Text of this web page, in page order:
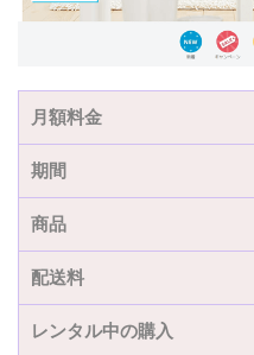
月額料金
期間
商品
配送料
レンタル中の購入